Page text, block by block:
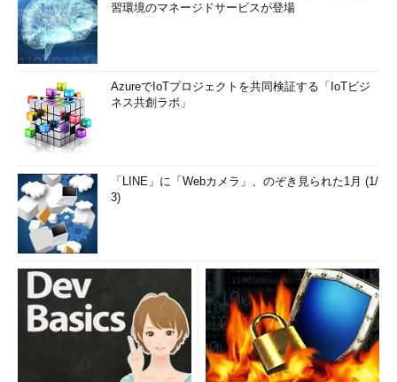
習環境のマネージドサービスが登場
AzureでIoTプロジェクトを共同検証する「IoTビジ
ネス共創ラボ」
「LINE」に「Webカメラ」、のぞき見られた1月 (1/
3)